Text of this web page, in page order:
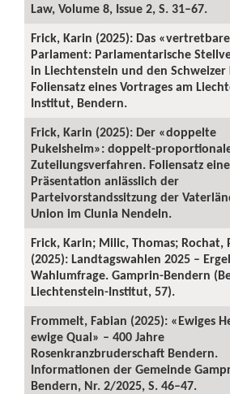
Law, Volume 8, Issue 2, S. 31–67.
Frick, Karin (2025): Das
Parlament: Parlamentarische
in Liechtenstein und den
Foliensatz eines Vortrages am
Institut, Bendern.
Frick, Karin (2025): Der «doppelte
Pukelsheim»: doppelt-
Zuteilungsverfahren. Foliensatz
Präsentation anlässlich der
Parteivorstandssitzung der
Union im Clunia Nendeln.
Frick, Karin; Milic, Thomas; Rochat,
(2025): Landtagswahlen 2025 –
Wahlumfrage. Gamprin-Bendern
Liechtenstein-Institut, 57).
Frommelt, Fabian (2025): «Ewiges
ewige Qual» – 400 Jahre
Rosenkranzbruderschaft Bendern.
Informationen der Gemeinde
Bendern, Nr. 2/2025, S. 46–47.